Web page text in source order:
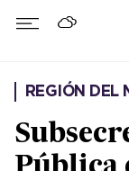
REGIÓN DEL